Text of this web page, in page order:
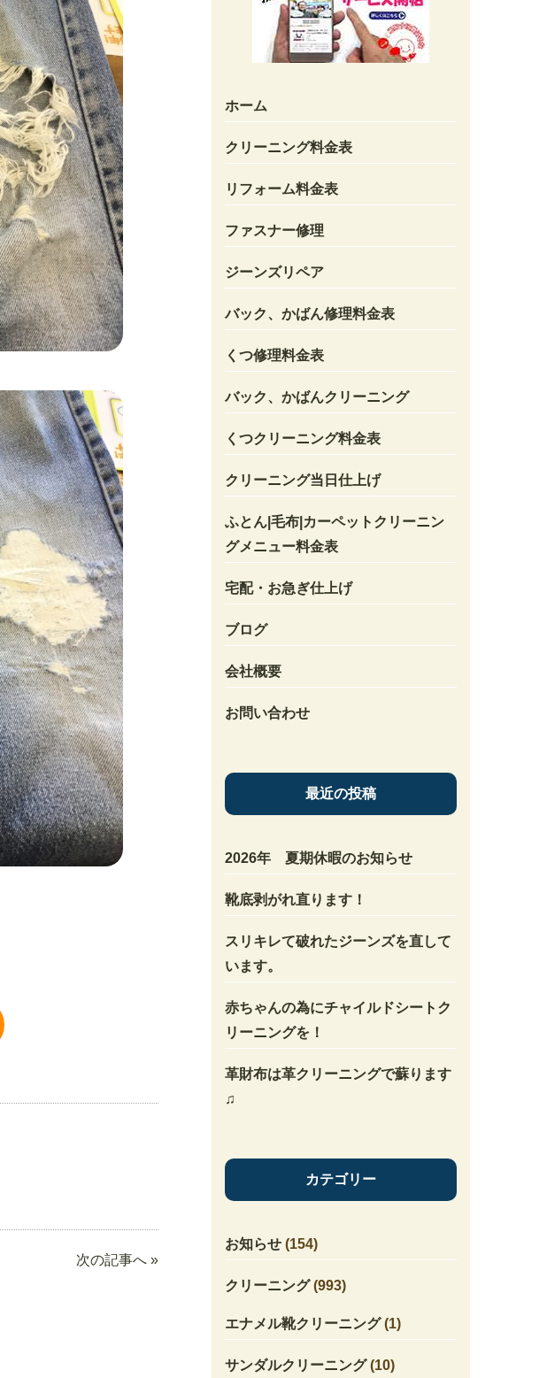
ホーム
クリーニング料金表
リフォーム料金表
ファスナー修理
ジーンズリペア
バック、かばん修理料金表
くつ修理料金表
バック、かばんクリーニング
くつクリーニング料金表
クリーニング当日仕上げ
ふとん|毛布|カーペットクリーニン
グメニュー料金表
宅配・お急ぎ仕上げ
ブログ
会社概要
お問い合わせ
最近の投稿
2026年 夏期休暇のお知らせ
靴底剥がれ直ります！
スリキレて破れたジーンズを直して
います。
赤ちゃんの為にチャイルドシートク
リーニングを！
革財布は革クリーニングで蘇ります
♫
カテゴリー
お知らせ(154)
クリーニング(993)
エナメル靴クリーニング(1)
サンダルクリーニング(10)
次の記事へ »